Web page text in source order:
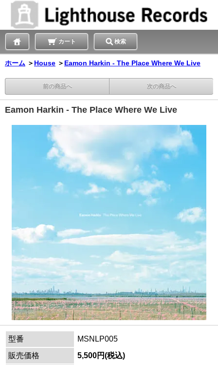
カート 検索
ホーム ＞ House ＞ Eamon Harkin - The Place Where We Live
前の商品へ 次の商品へ
Eamon Harkin - The Place Where We Live
型番
MSNLP005
販売価格
5,500円(税込)